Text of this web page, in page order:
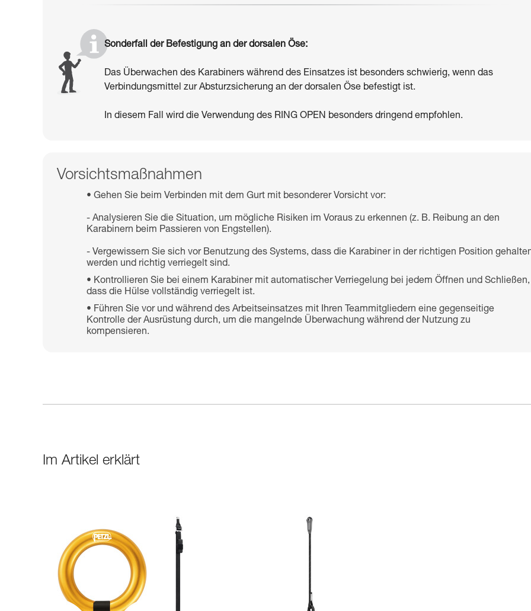
Sonderfall der Befestigung an der dorsalen Öse:
Das Überwachen des Karabiners während des Einsatzes ist besonders schwierig, wenn das
Verbindungsmittel zur Absturzsicherung an der dorsalen Öse befestigt ist.
In diesem Fall wird die Verwendung des RING OPEN besonders dringend empfohlen.
Vorsichtsmaßnahmen
Gehen Sie beim Verbinden mit dem Gurt mit besonderer Vorsicht vor:
- Analysieren Sie die Situation, um mögliche Risiken im Voraus zu erkennen (z. B. Reibung an den
Karabinern beim Passieren von Engstellen).
- Vergewissern Sie sich vor Benutzung des Systems, dass die Karabiner in der richtigen Position
werden und richtig verriegelt sind.
Kontrollieren Sie bei einem Karabiner mit automatischer Verriegelung bei jedem Öffnen und Schließen,
dass die Hülse vollständig verriegelt ist.
Führen Sie vor und während des Arbeitseinsatzes mit Ihren Teammitgliedern eine gegenseitige
Kontrolle der Ausrüstung durch, um die mangelnde Überwachung während der Nutzung zu
kompensieren.
Im Artikel erklärt